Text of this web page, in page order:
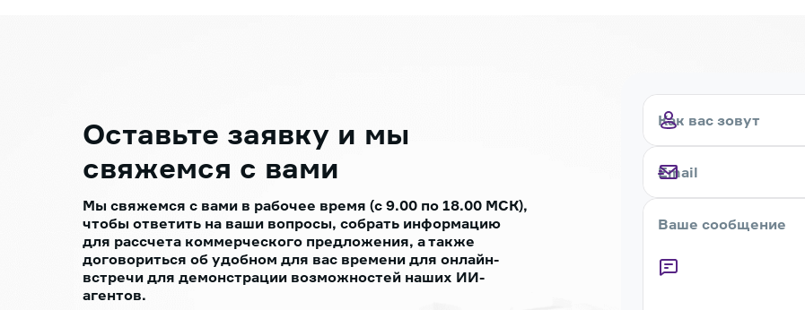
Оставьте заявку и мы
свяжемся с вами
Мы свяжемся с вами в рабочее время (с 9.00 по 18.00 МСК),
чтобы ответить на ваши вопросы, собрать информацию
для рассчета коммерческого предложения, а также
договориться об удобном для вас времени для онлайн-
встречи для демонстрации возможностей наших ИИ-
агентов.